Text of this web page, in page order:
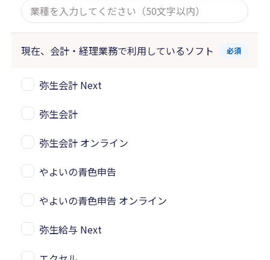
現在、会計・経理業務で利用しているソフト 必須
弥生会計 Next
弥生会計
弥生会計 オンライン
やよいの青色申告
やよいの青色申告 オンライン
弥生給与 Next